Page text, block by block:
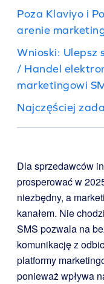
Poza Klaviyo i
arenie
Wnioski: Ulepsz
/ Handel
marketingowi
Najczęściej
Dla sprzedawców
prosperować w
niezbędny, a
kanałem. Nie
SMS pozwala na
komunikację z
platformy
ponieważ wpływa